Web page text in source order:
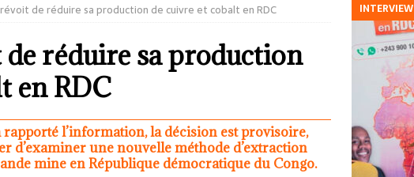
de réduire sa production de cuivre et cobalt en RDC
réduire sa production
en RDC
l’information, la décision est provisoire,
d’examiner une nouvelle méthode d’extraction
mine en République démocratique du Congo.
INTERVIEW